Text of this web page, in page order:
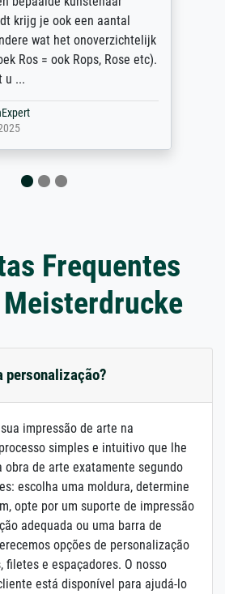
je ook een aantal
wat het onoverzichtelijk
= ook Rops, Rose etc).
Frequentes
personalização?
impressão de arte na
simples e intuitivo que lhe
de arte exatamente segundo
escolha uma moldura, determine
opte por um suporte de impressão
adequada ou uma barra de
opções de personalização
filetes e espaçadores. O nosso
está disponível para ajudá-lo